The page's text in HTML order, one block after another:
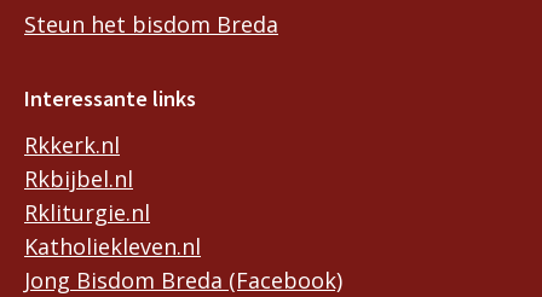
Steun het bisdom Breda
Interessante links
Rkkerk.nl
Rkbijbel.nl
Rkliturgie.nl
Katholiekleven.nl
Jong Bisdom Breda (Facebook)